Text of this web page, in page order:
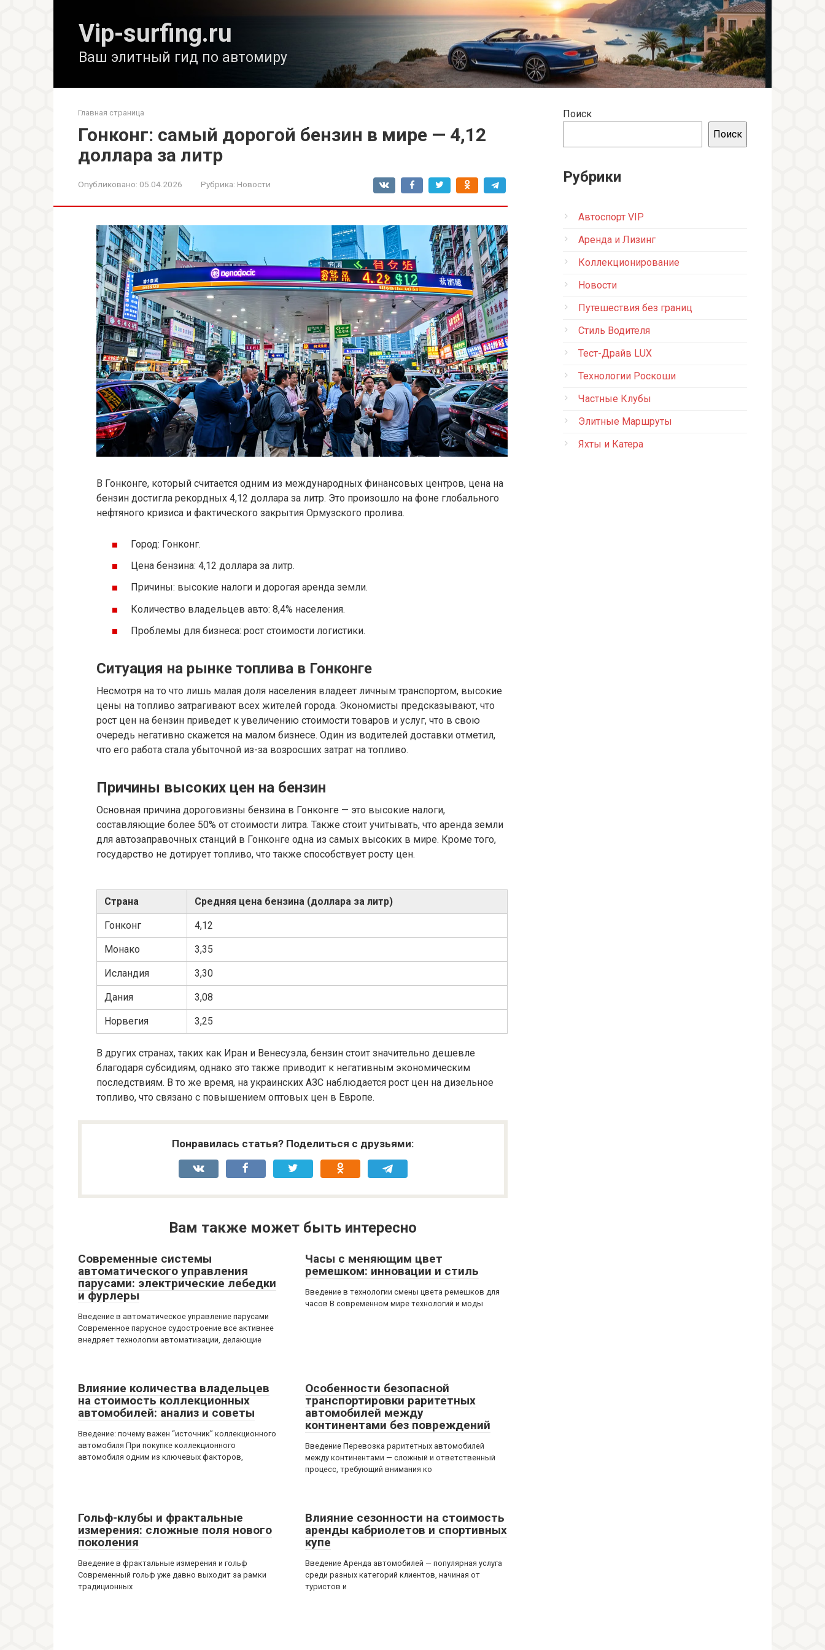
Vip-surfing.ru
Ваш элитный гид по автомиру
Главная страница
Гонконг: самый дорогой бензин в мире — 4,12
доллара за литр
Опубликовано: 05.04.2026 Рубрика: Новости
В Гонконге, который считается одним из международных финансовых центров, цена на
бензин достигла рекордных 4,12 доллара за литр. Это произошло на фоне глобального
нефтяного кризиса и фактического закрытия Ормузского пролива.
Город: Гонконг.
Цена бензина: 4,12 доллара за литр.
Причины: высокие налоги и дорогая аренда земли.
Количество владельцев авто: 8,4% населения.
Проблемы для бизнеса: рост стоимости логистики.
Ситуация на рынке топлива в Гонконге
Несмотря на то что лишь малая доля населения владеет личным транспортом, высокие
цены на топливо затрагивают всех жителей города. Экономисты предсказывают, что
рост цен на бензин приведет к увеличению стоимости товаров и услуг, что в свою
очередь негативно скажется на малом бизнесе. Один из водителей доставки отметил,
что его работа стала убыточной из-за возросших затрат на топливо.
Причины высоких цен на бензин
Основная причина дороговизны бензина в Гонконге — это высокие налоги,
составляющие более 50% от стоимости литра. Также стоит учитывать, что аренда земли
для автозаправочных станций в Гонконге одна из самых высоких в мире. Кроме того,
государство не дотирует топливо, что также способствует росту цен.
Страна Средняя цена бензина (доллара за литр)
Гонконг 4,12
Монако 3,35
Исландия 3,30
Дания 3,08
Норвегия 3,25
В других странах, таких как Иран и Венесуэла, бензин стоит значительно дешевле
благодаря субсидиям, однако это также приводит к негативным экономическим
последствиям. В то же время, на украинских АЗС наблюдается рост цен на дизельное
топливо, что связано с повышением оптовых цен в Европе.
Понравилась статья? Поделиться с друзьями:
Вам также может быть интересно
Современные системы
автоматического управления
парусами: электрические лебедки
и фурлеры
Введение в автоматическое управление парусами
Современное парусное судостроение все активнее
внедряет технологии автоматизации, делающие
Часы с меняющим цвет
ремешком: инновации и стиль
Введение в технологии смены цвета ремешков для
часов В современном мире технологий и моды
Влияние количества владельцев
на стоимость коллекционных
автомобилей: анализ и советы
Введение: почему важен “источник” коллекционного
автомобиля При покупке коллекционного
автомобиля одним из ключевых факторов,
Особенности безопасной
транспортировки раритетных
автомобилей между
континентами без повреждений
Введение Перевозка раритетных автомобилей
между континентами — сложный и ответственный
процесс, требующий внимания ко
Гольф-клубы и фрактальные
измерения: сложные поля нового
поколения
Введение в фрактальные измерения и гольф
Современный гольф уже давно выходит за рамки
традиционных
Влияние сезонности на стоимость
аренды кабриолетов и спортивных
купе
Введение Аренда автомобилей — популярная услуга
среди разных категорий клиентов, начиная от
туристов и
Поиск
Поиск
Рубрики
Автоспорт VIP
Аренда и Лизинг
Коллекционирование
Новости
Путешествия без границ
Стиль Водителя
Тест-Драйв LUX
Технологии Роскоши
Частные Клубы
Элитные Маршруты
Яхты и Катера